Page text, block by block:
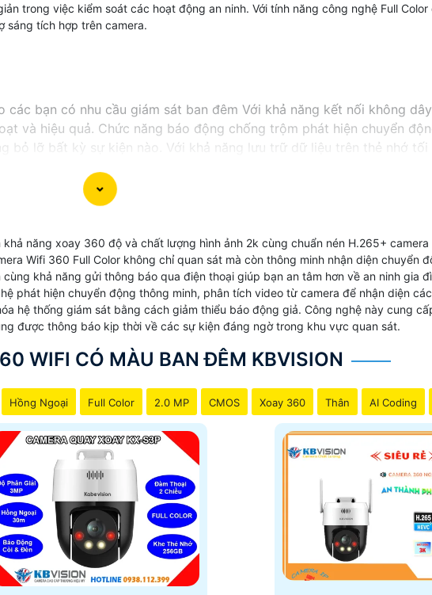
trong việc kiểm soát các hoạt động an ninh. Với tính năng công nghệ Full
sáng tích hợp trên camera.
bạn có nhu cầu giám sát ban đêm Với khả năng kết nối không
và hiệu quả. Chức năng báo động chống trộm phát hiện chuyển
lỡ bất kỳ sự kiện nào. Với khả năng lưu trữ dữ liệu trên thẻ nhớ tối
sẽ là trợ thủ đắc lực trong việc bảo vệ ngôi nhà, văn phòng hoặc
năng xoay 360 độ và chất lượng hình ảnh 2k cùng chuẩn nén H.265+
Wifi 360 Full Color không chỉ quan sát mà còn thông minh nhận diện chuyển
khả năng gửi thông báo qua điện thoại giúp bạn an tâm hơn về an ninh gia
phát hiện chuyển động thông minh, phân tích video từ camera để nhận diện
hệ thống giám sát bằng cách giảm thiểu báo động giả. Công nghệ này cung
được thông báo kịp thời về các sự kiện đáng ngờ trong khu vực quan sát.
WIFI CÓ MÀU BAN ĐÊM KBVISION
Hồng Ngoại Full Color 2.0 MP CMOS Xoay 360 Thân AI Coding